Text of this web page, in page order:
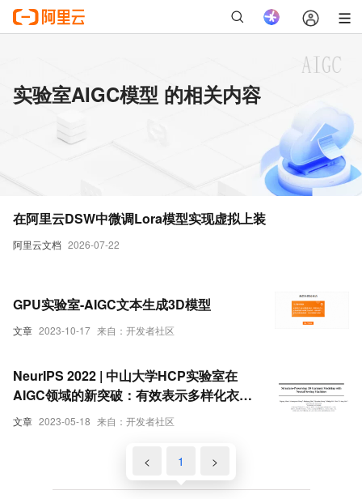
实验室AIGC模型 的相关内容
阿里云文档 2026-07-22
在阿里云DSW中微调Lora模型实现虚拟上装
文章 2023-10-17 来自：开发者社区
GPU实验室-AIGC文本生成3D模型
文章 2023-05-18 来自：开发者社区
NeurIPS 2022 | 中山大学HCP实验室在
AIGC领域的新突破：有效表示多样化衣物
的3D神经表示模型
< 1 >